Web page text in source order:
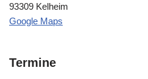
93309 Kelheim
Google Maps
Termine